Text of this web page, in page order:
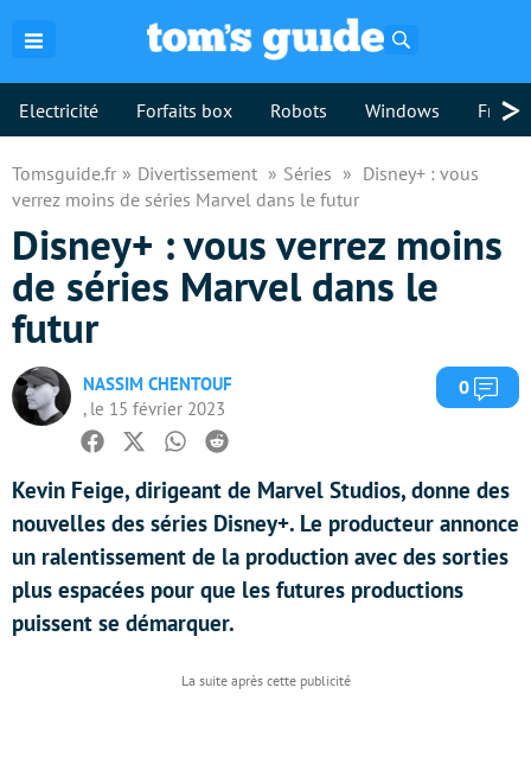
Electricité Forfaits box Robots Windows >
Tomsguide.fr Divertissement Séries
Disney+ : vous
verrez moins de séries Marvel dans le futur
Disney+ : vous verrez moins
de séries Marvel dans le
futur
NASSIM CHENTOUF
, le 15 février 2023
0
Facebook
TwitterWhatsapp
Reddit
Kevin Feige, dirigeant de Marvel Studios, donne des
nouvelles des séries Disney+. Le producteur annonce
un ralentissement de la production avec des sorties
plus espacées pour que les futures productions
puissent se démarquer.